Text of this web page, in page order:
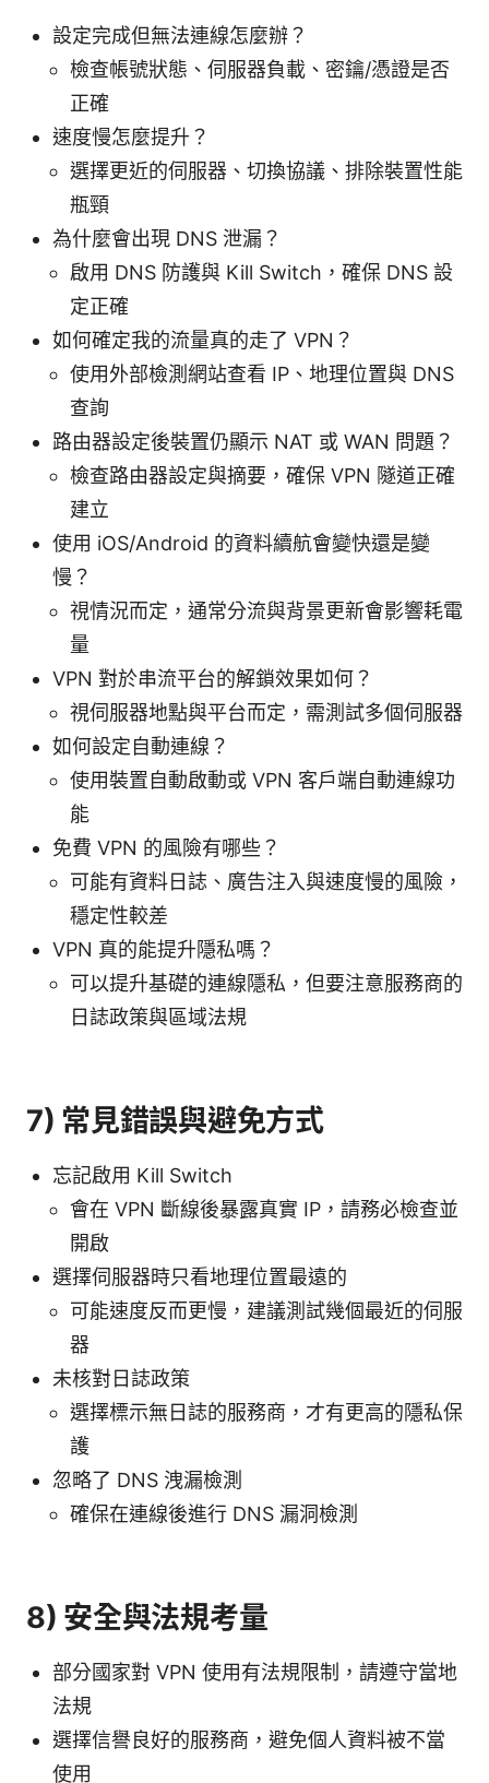
設定完成但無法連線怎麼辦？
檢查帳號狀態、伺服器負載、密鑰/憑證是否
正確
速度慢怎麼提升？
選擇更近的伺服器、切換協議、排除裝置性能
瓶頸
為什麼會出現 DNS 泄漏？
啟用 DNS 防護與 Kill Switch，確保 DNS 設
定正確
如何確定我的流量真的走了 VPN？
使用外部檢測網站查看 IP、地理位置與 DNS
查詢
路由器設定後裝置仍顯示 NAT 或 WAN 問題？
檢查路由器設定與摘要，確保 VPN 隧道正確
建立
使用 iOS/Android 的資料續航會變快還是變
慢？
視情況而定，通常分流與背景更新會影響耗電
量
VPN 對於串流平台的解鎖效果如何？
視伺服器地點與平台而定，需測試多個伺服器
如何設定自動連線？
使用裝置自動啟動或 VPN 客戶端自動連線功
能
免費 VPN 的風險有哪些？
可能有資料日誌、廣告注入與速度慢的風險，
穩定性較差
VPN 真的能提升隱私嗎？
可以提升基礎的連線隱私，但要注意服務商的
日誌政策與區域法規
7) 常見錯誤與避免方式
忘記啟用 Kill Switch
會在 VPN 斷線後暴露真實 IP，請務必檢查並
開啟
選擇伺服器時只看地理位置最遠的
可能速度反而更慢，建議測試幾個最近的伺服
器
未核對日誌政策
選擇標示無日誌的服務商，才有更高的隱私保
護
忽略了 DNS 洩漏檢測
確保在連線後進行 DNS 漏洞檢測
8) 安全與法規考量
部分國家對 VPN 使用有法規限制，請遵守當地
法規
選擇信譽良好的服務商，避免個人資料被不當
使用